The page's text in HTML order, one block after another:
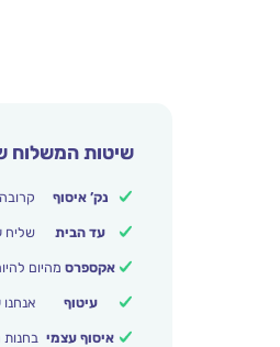
שיטות המשלוח
נק’ איסוף קרובה לביתך (6-9 ימי
עד הבית שליח עד הבית (3-5 ימי
אקספרס מהיום להיום (0-1 ימי
עיטוף
איסוף עצמי בחנות